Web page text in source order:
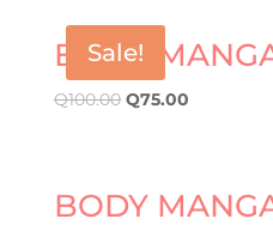
Sale!
BODY
Q100.00 Q75.00
BODY